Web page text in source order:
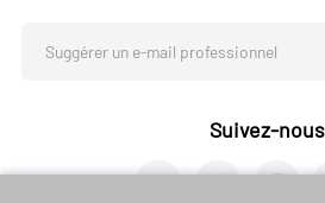
Suivez-nous